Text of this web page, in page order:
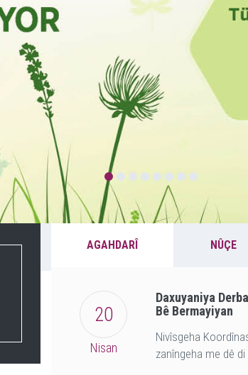
AGAHDARÎ NÛÇE
20
Nisan
Daxuyaniya
Bê Bermayiyan
Nivîsgeha
zanîngeha me dê